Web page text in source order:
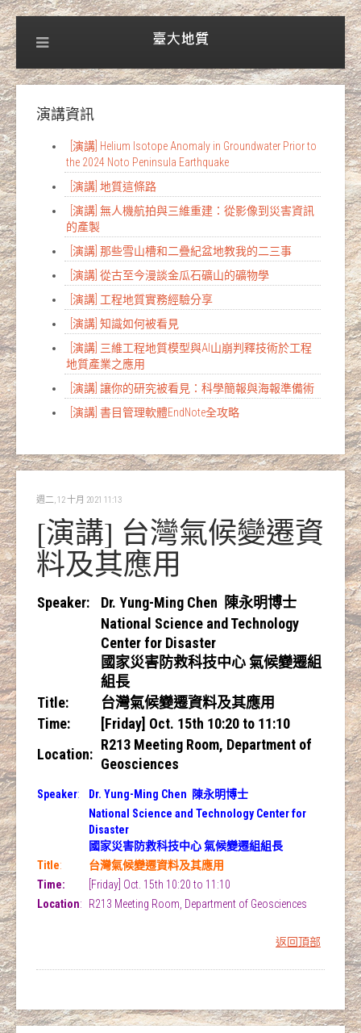
演講資訊
[演講] Helium Isotope Anomaly in Groundwater Prior to
the 2024 Noto Peninsula Earthquake
[演講] 地質這條路
[演講] 無人機航拍與三維重建：從影像到災害資訊
的產製
[演講] 那些雪山槽和二疊紀盆地教我的二三事
[演講] 從古至今漫談金瓜石礦山的礦物學
[演講] 工程地質實務經驗分享
[演講] 知識如何被看見
[演講] 三維工程地質模型與AI山崩判釋技術於工程
地質產業之應用
[演講] 讓你的研究被看見：科學簡報與海報準備術
[演講] 書目管理軟體EndNote全攻略
週二, 12 十月 2021 11:13
[演講] 台灣氣候變遷資
料及其應用
Speaker:
Dr. Yung-Ming Chen 陳永明博士
National Science and Technology
Center for Disaster
國家災害防救科技中心 氣候變遷組
組長
Title:
台灣氣候變遷資料及其應用
Time:
[Friday] Oct. 15th 10:20 to 11:10
Location:
R213 Meeting Room, Department of
Geosciences
Speaker:
Dr. Yung-Ming Chen 陳永明博士
National Science and Technology Center for
Disaster
國家災害防救科技中心 氣候變遷組組長
Title:
台灣氣候變遷資料及其應用
Time:
[Friday] Oct. 15th 10:20 to 11:10
Location: R213 Meeting Room, Department of Geosciences
返回頂部